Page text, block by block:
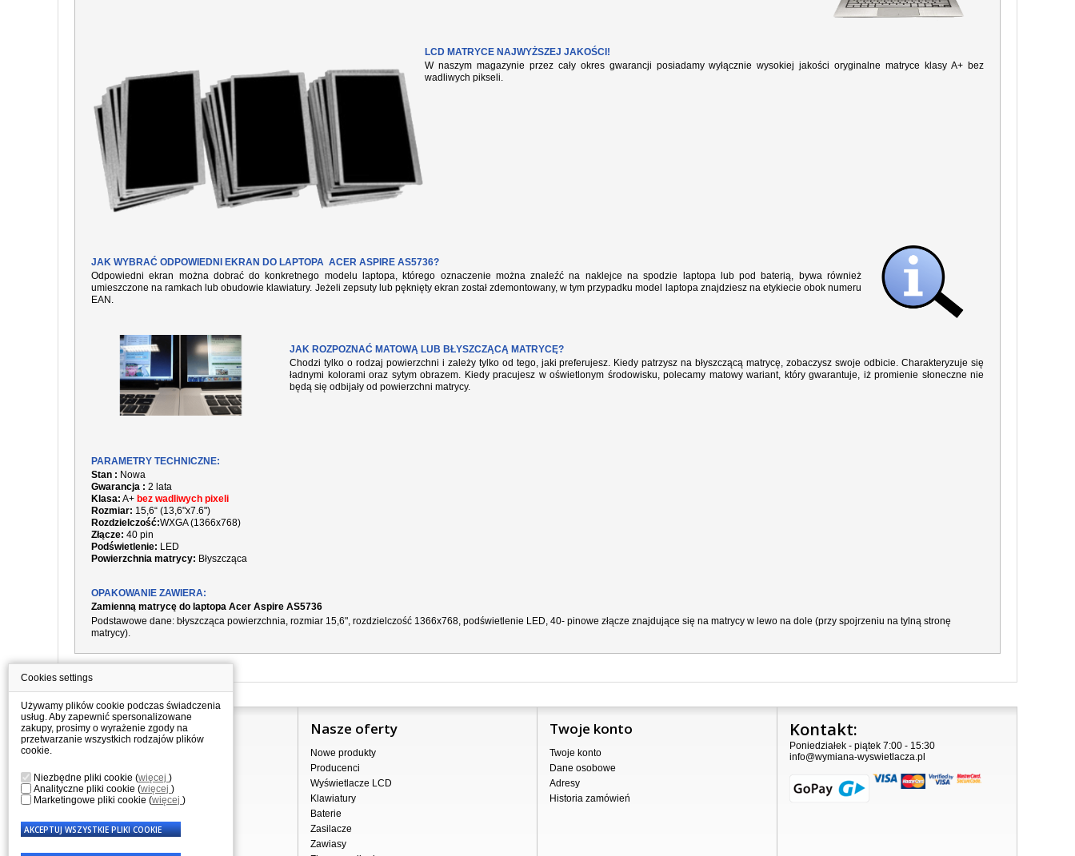
LCD MATRYCE NAJWYŻSZEJ JAKOŚCI!
W naszym magazynie przez cały okres gwarancji posiadamy wyłącznie wysokiej jakości oryginalne matryce klasy A+ bez
wadliwych pikseli.
JAK WYBRAĆ ODPOWIEDNI EKRAN DO LAPTOPA ACER ASPIRE AS5736?
Odpowiedni ekran można dobrać do konkretnego modelu laptopa, którego oznaczenie można znaleźć na naklejce na spodzie laptopa lub pod baterią, bywa również
umieszczone na ramkach lub obudowie klawiatury. Jeżeli zepsuty lub pęknięty ekran został zdemontowany, w tym przypadku model laptopa znajdziesz na etykiecie obok numeru
EAN.
JAK ROZPOZNAĆ MATOWĄ LUB BŁYSZCZĄCĄ MATRYCĘ?
Chodzi tylko o rodzaj powierzchni i zależy tylko od tego, jaki preferujesz. Kiedy patrzysz na błyszczącą matrycę, zobaczysz swoje odbicie. Charakteryzuje się
ładnymi kolorami oraz sytym obrazem. Kiedy pracujesz w oświetlonym środowisku, polecamy matowy wariant, który gwarantuje, iż promienie słoneczne nie
będą się odbijały od powierzchni matrycy.
PARAMETRY TECHNICZNE:
Stan : Nowa
Gwarancja : 2 lata
Klasa: A+ bez wadliwych pixeli
Rozmiar: 15,6“ (13,6"x7.6")
Rozdzielczość:WXGA (1366x768)
Złącze: 40 pin
Podświetlenie: LED
Powierzchnia matrycy: Błyszcząca
OPAKOWANIE ZAWIERA:
Zamienną matrycę do laptopa Acer Aspire AS5736
Podstawowe dane: błyszcząca powierzchnia, rozmiar 15,6", rozdzielczość 1366x768, podświetlenie LED, 40- pinowe złącze znajdujące się na matrycy w lewo na dole (przy spojrzeniu na tylną stronę
matrycy).
Informacje
Sprzedaż hurtowa
Nota prawna
Przetwarzanie danych osobowych
Nasze oferty
Nowe produkty
Producenci
Wyświetlacze LCD
Klawiatury
Baterie
Zasilacze
Zawiasy
Twoje konto
Twoje konto
Dane osobowe
Adresy
Historia zamówień
Kontakt:
Poniedziałek - piątek 7:00 - 15:30
info@wymiana-wyswietlacza.pl
Cookies settings
Używamy plików cookie podczas świadczenia
usług. Aby zapewnić spersonalizowane
zakupy, prosimy o wyrażenie zgody na
przetwarzanie wszystkich rodzajów plików
cookie.
Niezbędne pliki cookie (więcej )
Analityczne pliki cookie (więcej )
Marketingowe pliki cookie (więcej )